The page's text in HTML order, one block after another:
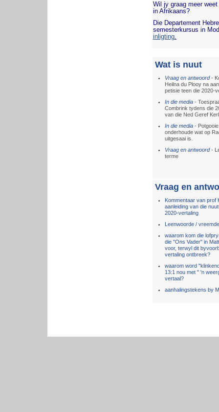
Wil jy graag meer
in Afrikaans?
Die Departement
semesterkursus in
inligting.
Wat is nuut
Vraag en antwoord-
Heilna du Plooy na
petisie teen die 2020-
In die media-
Combrink tydens die
van die Ned Geref
In die media-
onderhoude wat op
uitgesaai is.
Vraag en antwoord-
terme
Vraag en
Kommentaar van prof
aanleiding van die
2020-vertaling
Leenwoorde /
waarom kom die
die "Ons Vader" in
voor, terwyl dit
vertaling ontbreek?
waarom word
13:1 nou met " 'n
vertaal?
aanhalingstekens by